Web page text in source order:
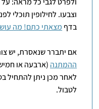
וצבעו. לחילופין תוכלי
בדף מצאתי כתם! מה
אם יתברר שנאסרת, יש
ההמתנה (ארבעה או
לאחר מכן ניתן להתחיל
לטבול.